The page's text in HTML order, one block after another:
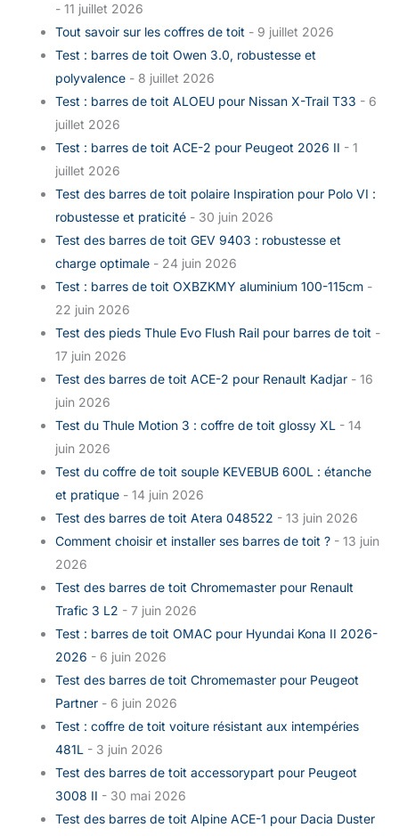
- 11 juillet 2026
Tout savoir sur les coffres de toit - 9 juillet 2026
Test : barres de toit Owen 3.0, robustesse et
polyvalence - 8 juillet 2026
Test : barres de toit ALOEU pour Nissan X-Trail T33 - 6
juillet 2026
Test : barres de toit ACE-2 pour Peugeot 2026 II - 1
juillet 2026
Test des barres de toit polaire Inspiration pour Polo VI :
robustesse et praticité - 30 juin 2026
Test des barres de toit GEV 9403 : robustesse et
charge optimale - 24 juin 2026
Test : barres de toit OXBZKMY aluminium 100-115cm -
22 juin 2026
Test des pieds Thule Evo Flush Rail pour barres de toit -
17 juin 2026
Test des barres de toit ACE-2 pour Renault Kadjar - 16
juin 2026
Test du Thule Motion 3 : coffre de toit glossy XL - 14
juin 2026
Test du coffre de toit souple KEVEBUB 600L : étanche
et pratique - 14 juin 2026
Test des barres de toit Atera 048522 - 13 juin 2026
Comment choisir et installer ses barres de toit ? - 13 juin
2026
Test des barres de toit Chromemaster pour Renault
Trafic 3 L2 - 7 juin 2026
Test : barres de toit OMAC pour Hyundai Kona II 2026-
2026 - 6 juin 2026
Test des barres de toit Chromemaster pour Peugeot
Partner - 6 juin 2026
Test : coffre de toit voiture résistant aux intempéries
481L - 3 juin 2026
Test des barres de toit accessorypart pour Peugeot
3008 II - 30 mai 2026
Test des barres de toit Alpine ACE-1 pour Dacia Duster